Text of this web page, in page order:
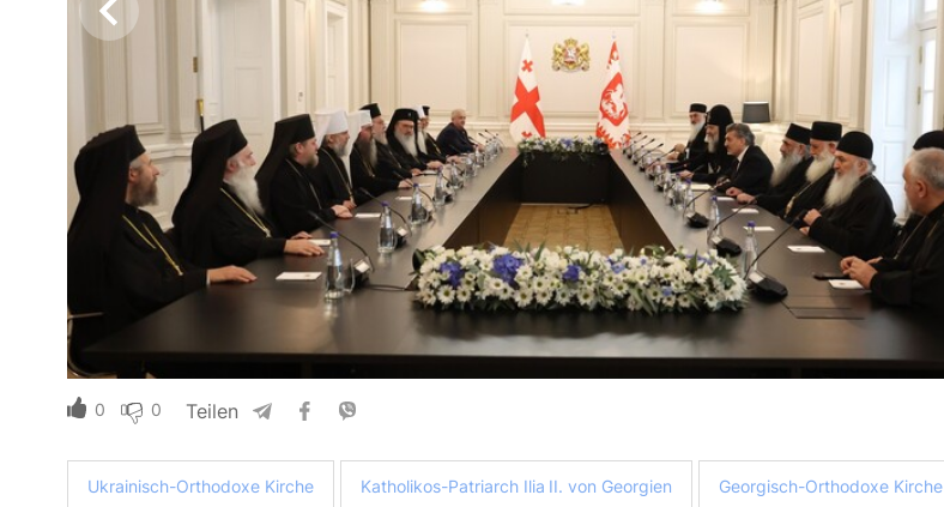
0 0 Teilen
Ukrainisch-Orthodoxe Kirche Katholikos-Patriarch Ilia II. von Georgien Georgisch-Orthodoxe Kirche